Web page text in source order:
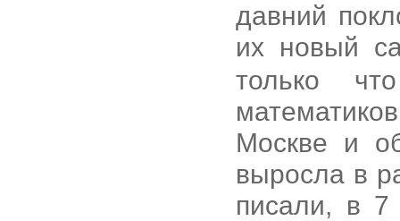
давний
их новый
только
Москве и
выросла в
писали, в